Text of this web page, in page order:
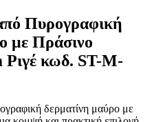
Πυρογραφική
με Πράσινο
Ριγέ κωδ. ST-M-
δερματίνη μαύρο με